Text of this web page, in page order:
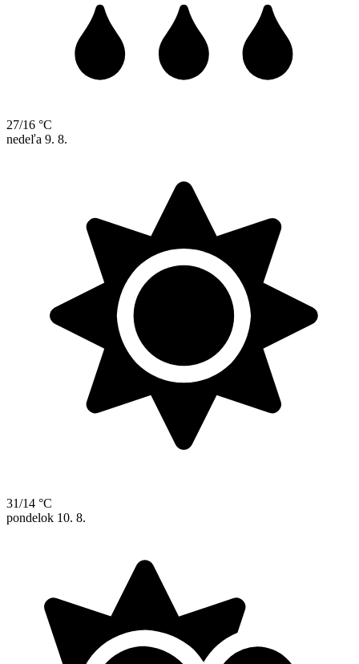
27/16 °C
nedeľa 9. 8.
31/14 °C
pondelok 10. 8.